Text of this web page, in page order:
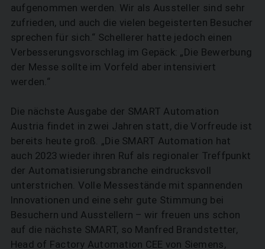
aufgenommen werden. Wir als Aussteller sind sehr
zufrieden, und auch die vielen begeisterten Besucher
sprechen für sich.“ Schellerer hatte jedoch einen
Verbesserungsvorschlag im Gepäck: „Die Bewerbung
der Messe sollte im Vorfeld aber intensiviert
werden.“
Die nächste Ausgabe der SMART Automation
Austria findet in zwei Jahren statt, die Vorfreude ist
bereits heute groß. „Die SMART Automation hat
auch 2023 wieder ihren Ruf als regionaler Treffpunkt
der Automatisierungsbranche eindrucksvoll
unterstrichen. Volle Messestände mit spannenden
Innovationen und eine sehr gute Stimmung bei
Besuchern und Ausstellern – wir freuen uns schon
auf die nächste SMART, so Manfred Brandstetter,
Head of Factory Automation CEE von Siemens,